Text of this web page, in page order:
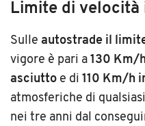
Limite di velocità
Sulle autostrade il
vigore è pari a 130 Km/
asciutto e di 110 Km/h
atmosferiche di
nei tre anni dal